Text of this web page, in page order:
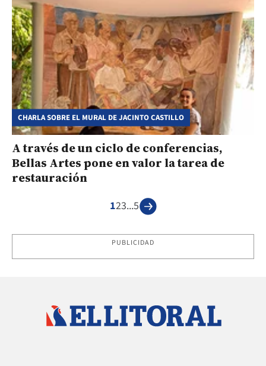
CHARLA SOBRE EL MURAL DE JACINTO CASTILLO
A través de un ciclo de conferencias,
Bellas Artes pone en valor la tarea de
restauración
123...5
PUBLICIDAD